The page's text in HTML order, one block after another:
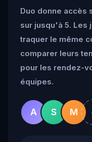
Duo donne accès
sur jusqu'à 5. Les
traquer le même
comparer leurs
pour les rendez-
équipes.
A S M